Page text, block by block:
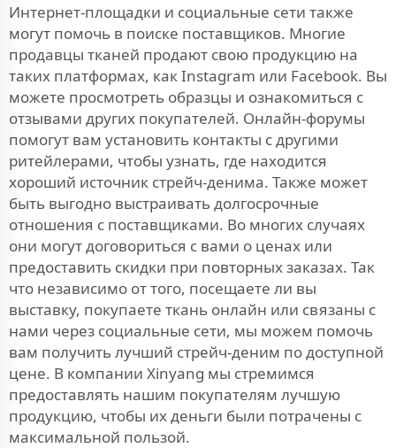
Интернет-площадки и социальные сети также
могут помочь в поиске поставщиков. Многие
продавцы тканей продают свою продукцию на
таких платформах, как Instagram или Facebook. Вы
можете просмотреть образцы и ознакомиться с
отзывами других покупателей. Онлайн-форумы
помогут вам установить контакты с другими
ритейлерами, чтобы узнать, где находится
хороший источник стрейч-денима. Также может
быть выгодно выстраивать долгосрочные
отношения с поставщиками. Во многих случаях
они могут договориться с вами о ценах или
предоставить скидки при повторных заказах. Так
что независимо от того, посещаете ли вы
выставку, покупаете ткань онлайн или связаны с
нами через социальные сети, мы можем помочь
вам получить лучший стрейч-деним по доступной
цене. В компании Xinyang мы стремимся
предоставлять нашим покупателям лучшую
продукцию, чтобы их деньги были потрачены с
максимальной пользой.